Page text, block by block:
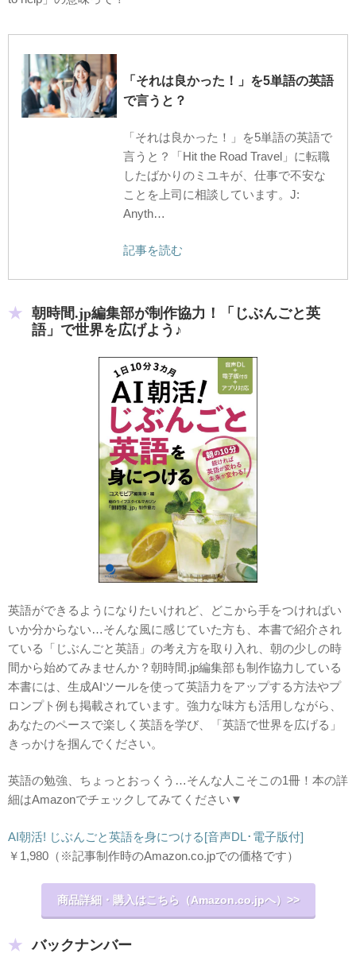
「それは良かった！」を5単語の英語
で言うと？
「それは良かった！」を5単語の英語で
言うと？「Hit the Road Travel」に転職
したばかりのミユキが、仕事で不安な
ことを上司に相談しています。J:
Anyth…
記事を読む
朝時間.jp編集部が制作協力！「じぶんごと英
語」で世界を広げよう♪
英語ができるようになりたいけれど、どこから手をつければい
いか分からない…そんな風に感じていた方も、本書で紹介され
ている「じぶんごと英語」の考え方を取り入れ、朝の少しの時
間から始めてみませんか？朝時間.jp編集部も制作協力している
本書には、生成AIツールを使って英語力をアップする方法やプ
ロンプト例も掲載されています。強力な味方も活用しながら、
あなたのペースで楽しく英語を学び、「英語で世界を広げる」
きっかけを掴んでください。
英語の勉強、ちょっとおっくう…そんな人こそこの1冊！本の詳
細はAmazonでチェックしてみてください▼
AI朝活! じぶんごと英語を身につける[音声DL･電子版付]
￥1,980 （※記事制作時のAmazon.co.jpでの価格です）
商品詳細・購入はこちら（Amazon.co.jpへ）>>
バックナンバー